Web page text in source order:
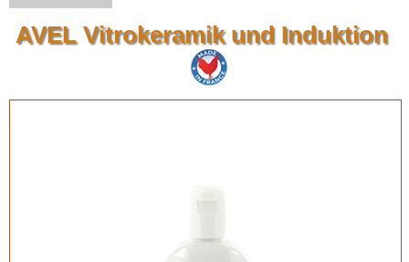
AVEL Vitrokeramik und Induktion